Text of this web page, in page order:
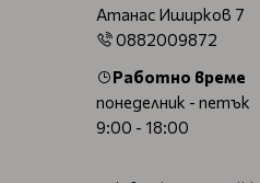
Атанас Иширков 7
0882009872
Работно време
понеделник - петък
9:00 - 18:00